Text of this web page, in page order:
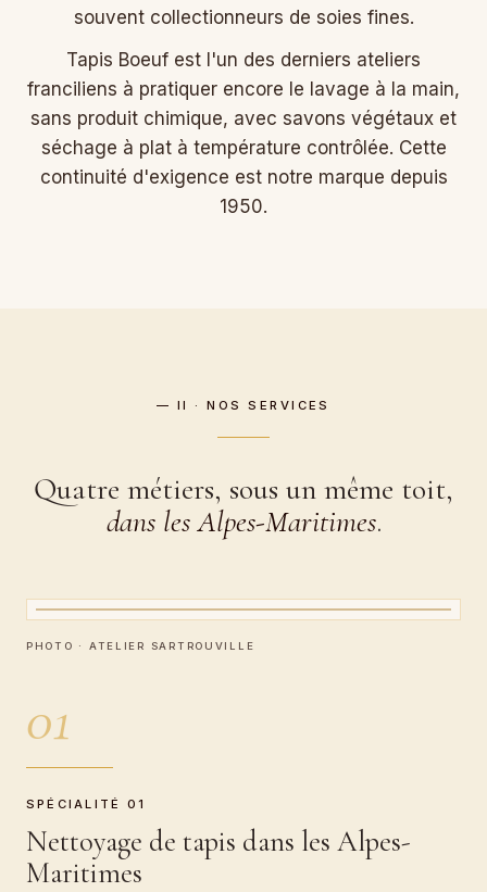
souvent collectionneurs de soies fines.
Tapis Boeuf est l'un des derniers ateliers
franciliens à pratiquer encore le lavage à la main,
sans produit chimique, avec savons végétaux et
séchage à plat à température contrôlée. Cette
continuité d'exigence est notre marque depuis
1950.
— II · NOS SERVICES
Quatre métiers, sous un même toit,
dans les Alpes-Maritimes.
CARTEL · ATELIER BOEUF
PHOTO · ATELIER SARTROUVILLE
01
SPÉCIALITÉ 01
Nettoyage de tapis dans les Alpes-
Maritimes